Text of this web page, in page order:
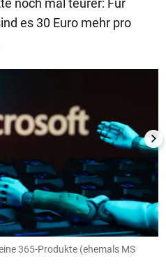
noch mal teurer: Für
es 30 Euro mehr pro
365-Produkte (ehemals MS